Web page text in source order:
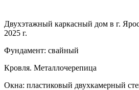
Двухэтажный каркасный дом в г.
2025 г.
Фундамент: свайный
Кровля. Металлочерепица
Окна: пластиковый двухкамерный